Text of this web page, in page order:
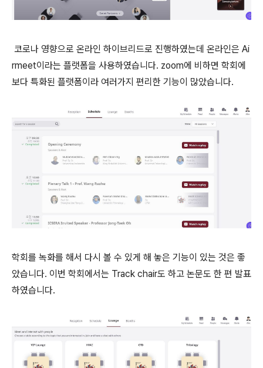
코로나 영향으로 온라인 하이브리드로 진행하였는데 온라인은 Ai
rmeet이라는 플랫폼을 사용하였습니다. zoom에 비하면 학회에
보다 특화된 플랫폼이라 여러가지 편리한 기능이 많았습니다.
학회를 녹화를 해서 다시 볼 수 있게 해 놓은 기능이 있는 것은 좋
았습니다. 이번 학회에서는 Track chair도 하고 논문도 한 편 발표
하였습니다.